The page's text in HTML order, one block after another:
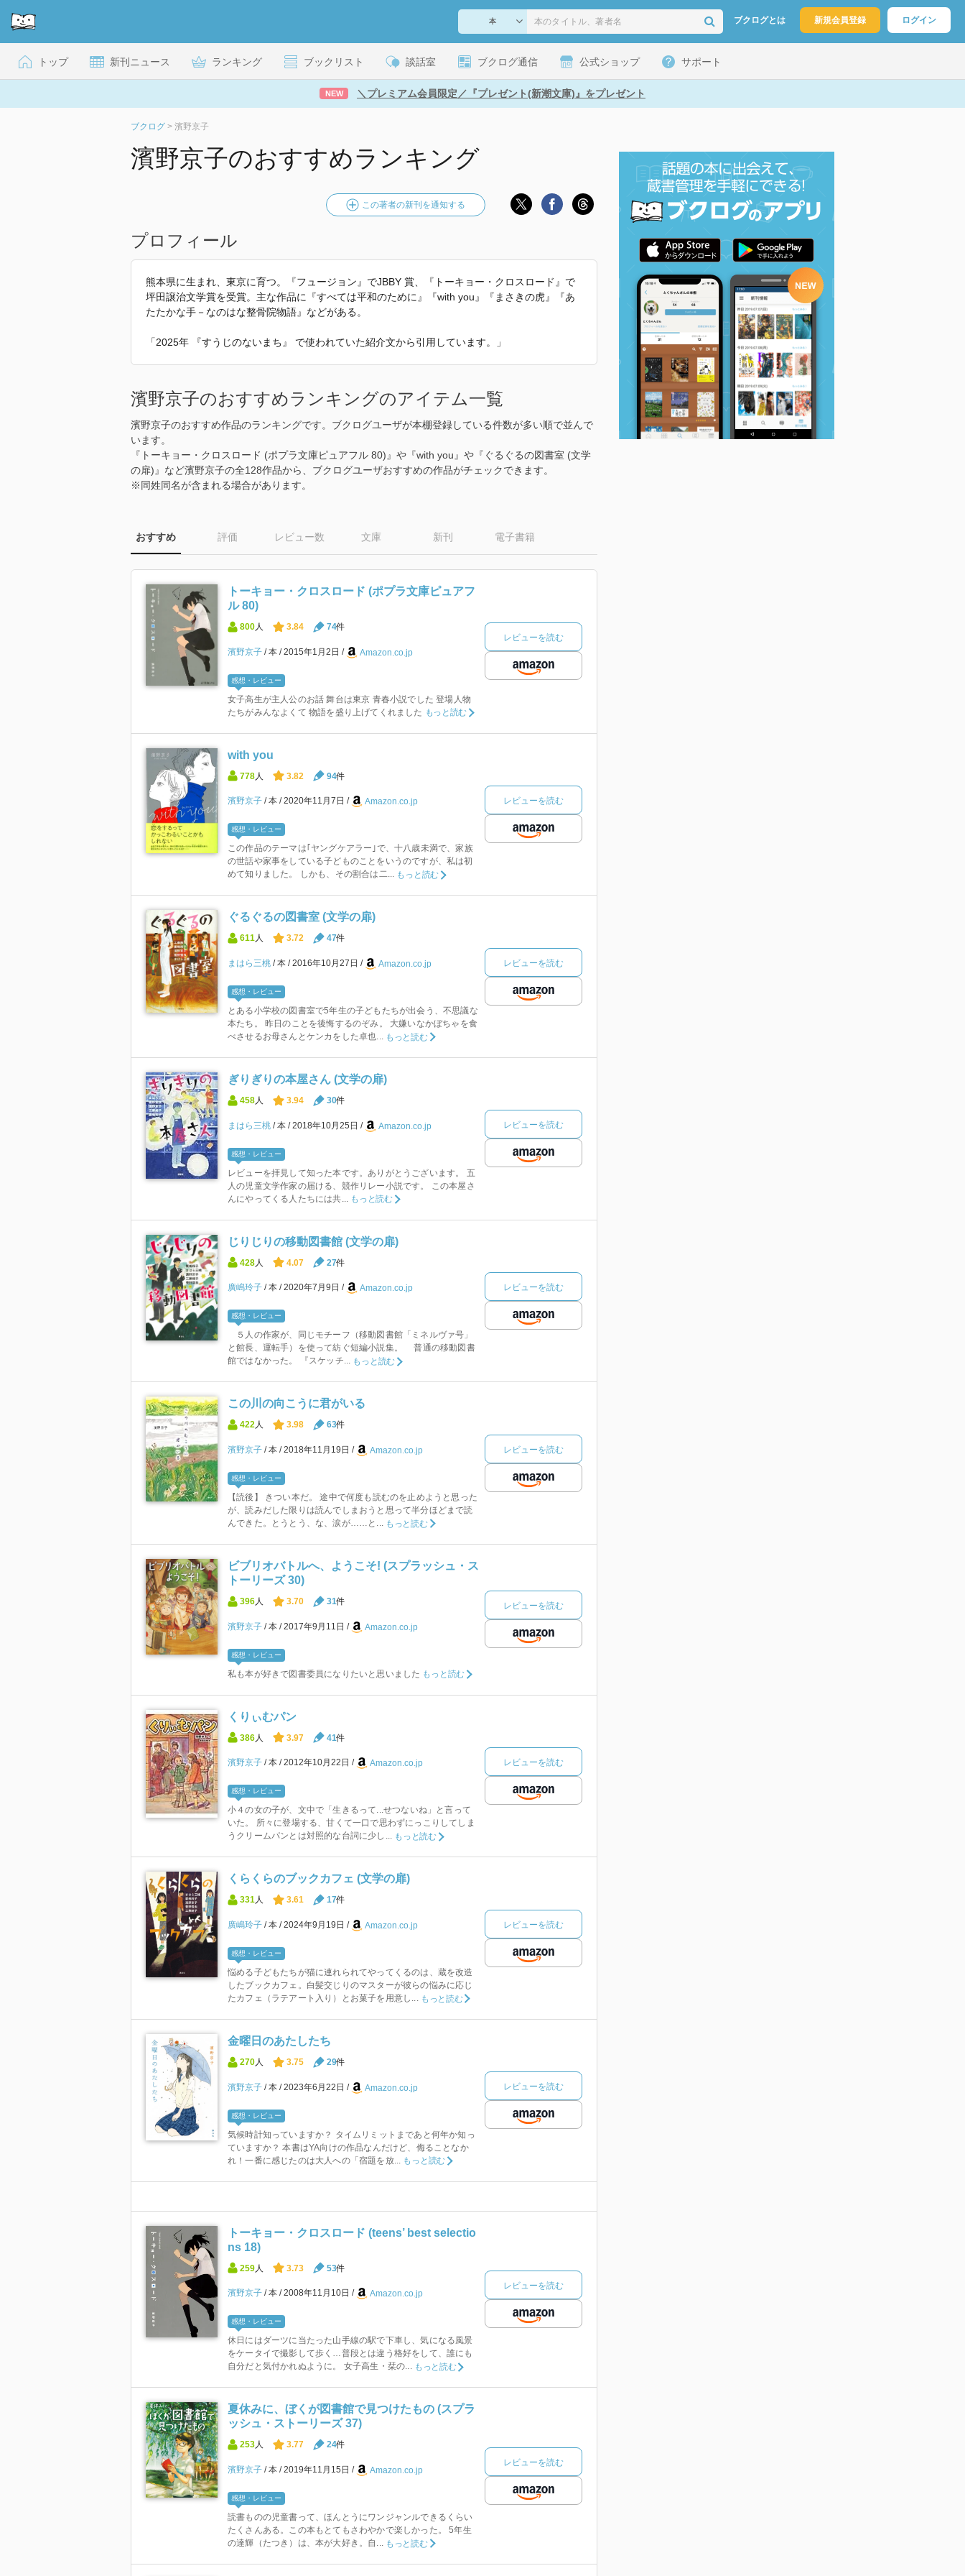
ブクログとは 新規会員登録 ログイン
トップ 新刊ニュース ランキング ブックリスト 談話室 ブクログ通信 公式ショップ サポート
NEW ＼プレミアム会員限定／『プレゼント(新潮文庫)』をプレゼント
ブクログ > 濱野京子
濱野京子のおすすめランキング
この著者の新刊を通知する
プロフィール
熊本県に生まれ、東京に育つ。『フュージョン』でJBBY 賞、『トーキョー・クロスロード』で
坪田譲治文学賞を受賞。主な作品に『すべては平和のために』『with you』『まさきの虎』『あ
たたかな手－なのはな整骨院物語』などがある。
「2025年 『すうじのないまち』 で使われていた紹介文から引用しています。」
濱野京子のおすすめランキングのアイテム一覧
濱野京子のおすすめ作品のランキングです。ブクログユーザが本棚登録している件数が多い順で並んで
います。
『トーキョー・クロスロード (ポプラ文庫ピュアフル 80)』や『with you』や『ぐるぐるの図書室 (文学
の扉)』など濱野京子の全128作品から、ブクログユーザおすすめの作品がチェックできます。
※同姓同名が含まれる場合があります。
おすすめ 評価 レビュー数 文庫 新刊 電子書籍
トーキョー・クロスロード (ポプラ文庫ピュアフ
ル 80)
800人 3.84 74件
濱野京子 本 2015年1月2日 Amazon.co.jp
感想・レビュー
女子高生が主人公のお話 舞台は東京 青春小説でした 登場人物
たちがみんなよくて 物語を盛り上げてくれました もっと読む
レビューを読む
with you
778 人 3.82 94件
濱野京子 本 2020年11月7日 Amazon.co.jp
感想・レビュー
この作品のテーマは｢ヤングケアラー｣で、十八歳未満で、家族
の世話や家事をしている子どものことをいうのですが、私は初
めて知りました。 しかも、その割合は二... もっと読む
レビューを読む
ぐるぐるの図書室 (文学の扉)
611人 3.72 47件
まはら三桃 本 2016年10月27日 Amazon.co.jp
感想・レビュー
とある小学校の図書室で5年生の子どもたちが出会う、不思議な
本たち。 昨日のことを後悔するのぞみ。 大嫌いなかぼちゃを食
べさせるお母さんとケンカをした卓也... もっと読む
レビューを読む
ぎりぎりの本屋さん (文学の扉)
458 人 3.94 30件
まはら三桃 本 2018年10月25日 Amazon.co.jp
感想・レビュー
レビューを拝見して知った本です。ありがとうございます。 五
人の児童文学作家の届ける、競作リレー小説です。 この本屋さ
んにやってくる人たちには共...
もっと読む
レビューを読む
じりじりの移動図書館 (文学の扉)
428 人 4.07 27件
廣嶋玲子 本 2020年7月9日 Amazon.co.jp
感想・レビュー
５人の作家が、同じモチーフ（移動図書館「ミネルヴァ号」
と館長、運転手）を使って紡ぐ短編小説集。 普通の移動図書
館ではなかった。 『スケッチ... もっと読む
レビューを読む
この川の向こうに君がいる
422人 3.98 63件
濱野京子 本 2018年11月19日 Amazon.co.jp
感想・レビュー
【読後】 きつい本だ。 途中で何度も読むのを止めようと思った
が、読みだした限りは読んでしまおうと思って半分ほどまで読
んできた。とうとう、な、涙が……と... もっと読む
レビューを読む
ビブリオバトルへ、ようこそ! (スプラッシュ・ス
トーリーズ 30)
396 人 3.70 31件
濱野京子 本 2017年9月11日 Amazon.co.jp
感想・レビュー
私も本が好きで図書委員になりたいと思いました もっと読む
レビューを読む
くりぃむパン
386 人 3.97 41件
濱野京子 本 2012年10月22日 Amazon.co.jp
感想・レビュー
小４の女の子が、文中で「生きるって...せつないね」と言って
いた。 所々に登場する、甘くて一口で思わずにっこりしてしま
うクリームパンとは対照的な台詞に少し... もっと読む
レビューを読む
くらくらのブックカフェ (文学の扉)
331人 3.61 17件
廣嶋玲子 本 2024年9月19日 Amazon.co.jp
感想・レビュー
悩める子どもたちが猫に連れられてやってくるのは、蔵を改造
したブックカフェ。白髪交じりのマスターが彼らの悩みに応じ
たカフェ（ラテアート入り）とお菓子を用意し... もっと読む
レビューを読む
金曜日のあたしたち
270 人 3.75 29件
濱野京子 本 2023年6月22日 Amazon.co.jp
感想・レビュー
気候時計知っていますか？ タイムリミットまであと何年か知っ
ていますか？ 本書はYA向けの作品なんだけど、侮ることなか
れ！一番に感じたのは大人への「宿題を放...
もっと読む
レビューを読む
トーキョー・クロスロード (teens’ best selectio
ns 18)
259 人 3.73 53件
濱野京子 本 2008年11月10日 Amazon.co.jp
感想・レビュー
休日にはダーツに当たった山手線の駅で下車し、気になる風景
をケータイで撮影して歩く…普段とは違う格好をして、誰にも
自分だと気付かれぬように。 女子高生・栞の... もっと読む
レビューを読む
夏休みに、ぼくが図書館で見つけたもの (スプラ
ッシュ・ストーリーズ 37)
253人 3.77 24件
濱野京子 本 2019年11月15日 Amazon.co.jp
感想・レビュー
読書ものの児童書って、ほんとうにワンジャンルできるくらい
たくさんある。この本もとてもさわやかで楽しかった。 5年生
の達輝（たつき）は、本が大好き。自... もっと読む
レビューを読む